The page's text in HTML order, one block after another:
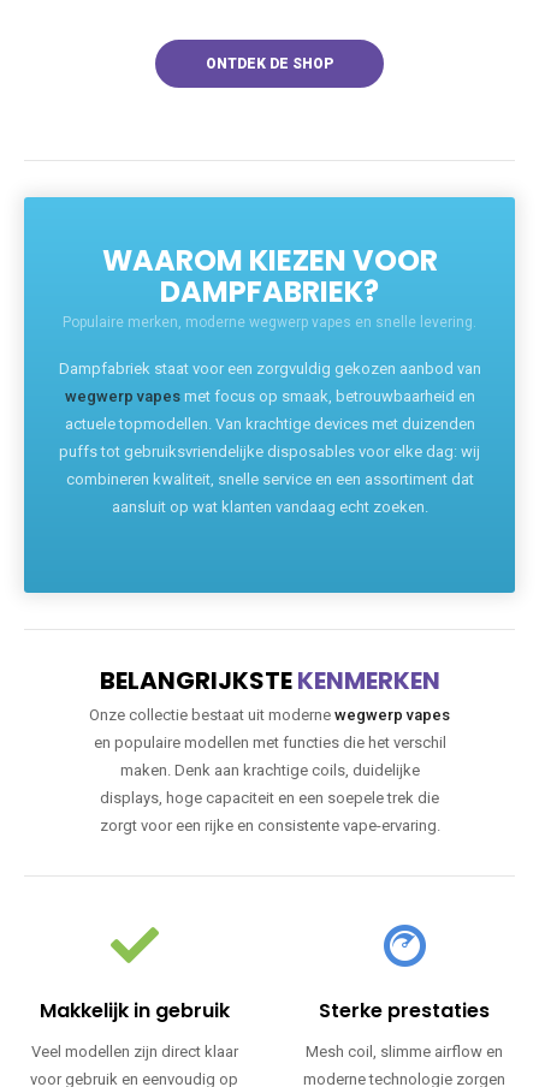
ONTDEK DE SHOP
WAAROM KIEZEN VOOR
DAMPFABRIEK?
Populaire merken, moderne wegwerp vapes en snelle levering.
Dampfabriek staat voor een zorgvuldig gekozen aanbod van
wegwerp vapesmet focus op smaak, betrouwbaarheid en
actuele topmodellen. Van krachtige devices met duizenden
puffs tot gebruiksvriendelijke disposables voor elke dag: wij
combineren kwaliteit, snelle service en een assortiment dat
aansluit op wat klanten vandaag echt zoeken.
BELANGRIJKSTEKENMERKEN
Onze collectie bestaat uit moderne wegwerp vapes
en populaire modellen met functies die het verschil
maken. Denk aan krachtige coils, duidelijke
displays, hoge capaciteit en een soepele trek die
zorgt voor een rijke en consistente vape-ervaring.
Makkelijk in gebruik
Veel modellen zijn direct klaar
voor gebruik en eenvoudig op
Sterke prestaties
Mesh coil, slimme airflow en
moderne technologie zorgen